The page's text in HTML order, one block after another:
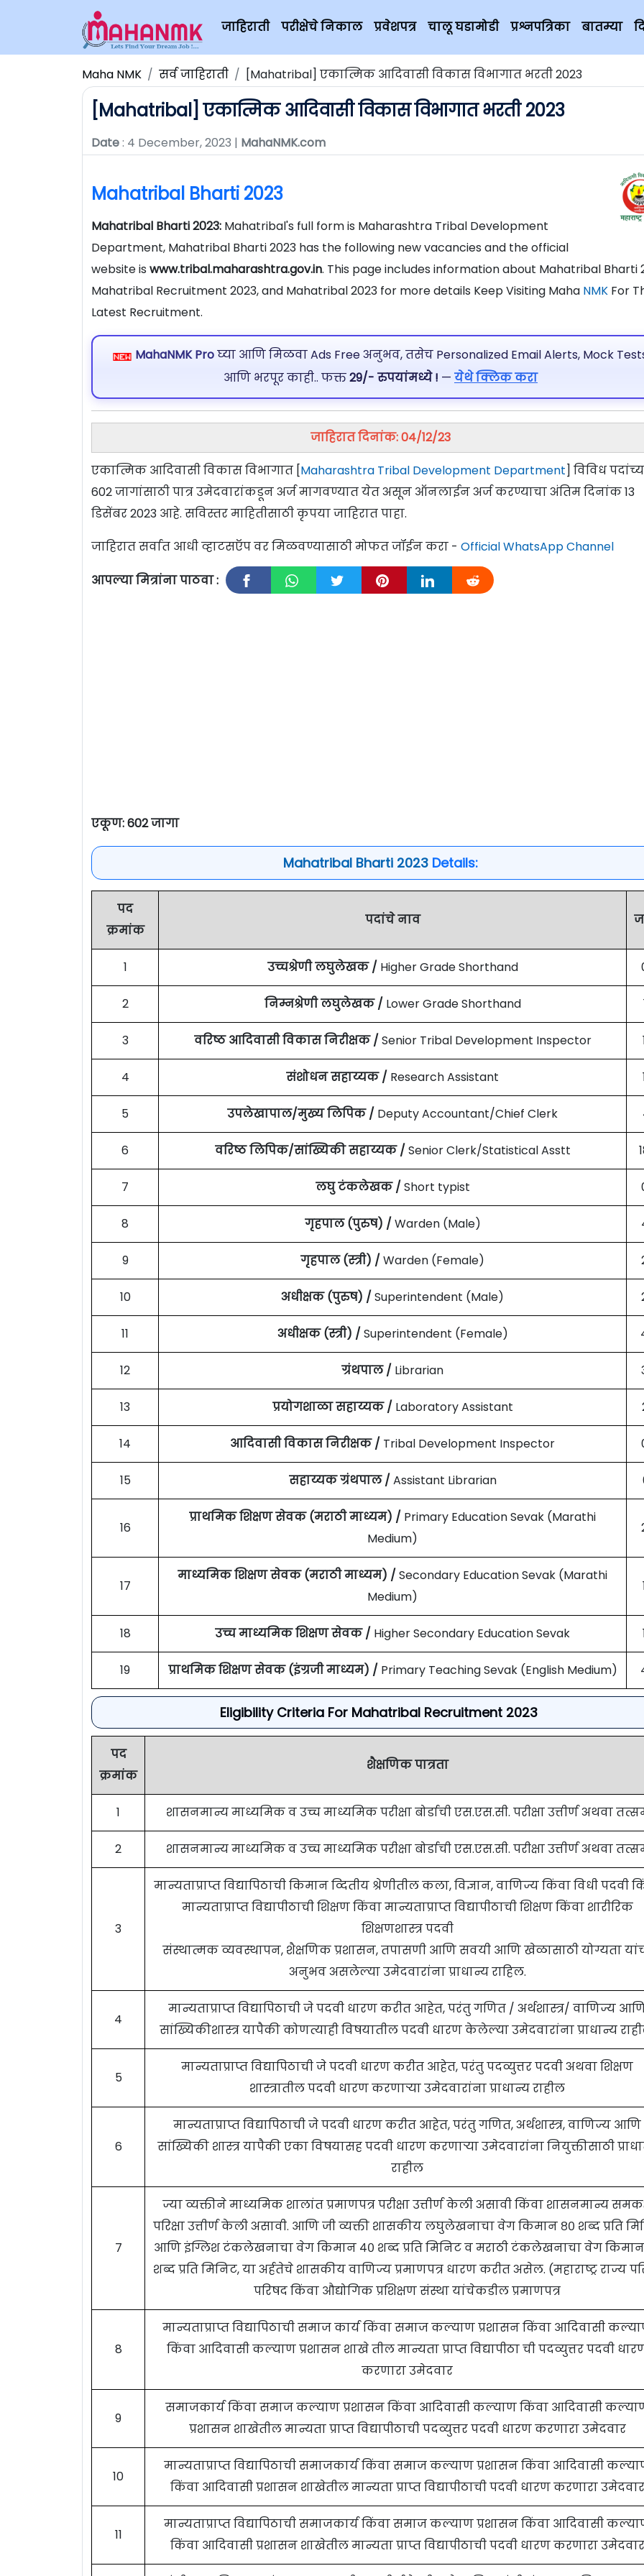
जाहिराती परीक्षेचे निकाल प्रवेशपत्र चालू घडामोडी प्रश्नपत्रिका बातम्या
Maha NMK सर्व जाहिराती [Mahatribal] एकात्मिक आदिवासी विकास विभागात भरती 2023
[Mahatribal] एकात्मिक आदिवासी विकास विभागात भरती 2023
Date: 4 December, 2023 | MahaNMK.com
Mahatribal Bharti 2023
Mahatribal Bharti 2023: Mahatribal's full form is Maharashtra Tribal Development
Department, Mahatribal Bharti 2023 has the following new vacancies and the official
website is www.tribal.maharashtra.gov.in. This page includes information about Mahatribal Bharti
Mahatribal Recruitment 2023, and Mahatribal 2023 for more details Keep Visiting Maha NMK For
Latest Recruitment.
MahaNMK Proघ्या आणि मिळवा Ads Free अनुभव, तसेच Personalized Email Alerts, Mock
आणि भरपूर काही.. फक्त29/- रुपयांमध्ये ! — येथे क्लिक करा
जाहिरात दिनांक: 04/12/23
एकात्मिक आदिवासी विकास विभागात [Maharashtra Tribal Development Department] विविध
602 जागांसाठी पात्र उमेदवारांकडून अर्ज मागवण्यात येत असून ऑनलाईन अर्ज करण्याचा अंतिम दिनांक 13
डिसेंबर2023 आहे. सविस्तर माहितीसाठी कृपया जाहिरात पाहा.
जाहिरात सर्वात आधी व्हाटसऍप वर मिळवण्यासाठी मोफत जॉईन करा - Official WhatsApp Channel
आपल्या मित्रांना पाठवा :
एकूण: 602 जागा
Mahatribal Bharti 2023 Details:
पद
क्रमांक
पदांचे नाव
1 उच्चश्रेणी लघुलेखक / Higher Grade Shorthand
2 निम्नश्रेणी लघुलेखक / Lower Grade Shorthand
3 वरिष्ठ आदिवासी विकास निरीक्षक / Senior Tribal Development Inspector
4 संशोधन सहाय्यक / Research Assistant
5 उपलेखापाल/मुख्य लिपिक / Deputy Accountant/Chief Clerk
6 वरिष्ठ लिपिक/सांख्यिकी सहाय्यक / Senior Clerk/Statistical Asstt
7 लघु टंकलेखक / Short typist
8 गृहपाल (पुरुष) / Warden (Male)
9 गृहपाल (स्त्री) / Warden (Female)
10 अधीक्षक (पुरुष) / Superintendent (Male)
11 अधीक्षक (स्त्री) / Superintendent (Female)
12 ग्रंथपाल / Librarian
13 प्रयोगशाळा सहाय्यक / Laboratory Assistant
14 आदिवासी विकास निरीक्षक / Tribal Development Inspector
15 सहाय्यक ग्रंथपाल / Assistant Librarian
16
प्राथमिक शिक्षण सेवक (मराठी माध्यम) / Primary Education Sevak (Marathi
Medium)
17
माध्यमिक शिक्षण सेवक (मराठी माध्यम) / Secondary Education Sevak (Marathi
Medium)
18 उच्च माध्यमिक शिक्षण सेवक / Higher Secondary Education Sevak
19 प्राथमिक शिक्षण सेवक (इंग्रजी माध्यम) / Primary Teaching Sevak (English Medium)
Eligibility Criteria For Mahatribal Recruitment 2023
पद
क्रमांक
शैक्षणिक पात्रता
1 शासनमान्य माध्यमिक व उच्च माध्यमिक परीक्षा बोर्डाची एस.एस.सी. परीक्षा उत्तीर्ण अथवा
2 शासनमान्य माध्यमिक व उच्च माध्यमिक परीक्षा बोर्डाची एस.एस.सी. परीक्षा उत्तीर्ण अथवा
3
मान्यताप्राप्त विद्यापिठाची किमान व्दितीय श्रेणीतील कला, विज्ञान, वाणिज्य किंवा विधी पदवी
मान्यताप्राप्त विद्यापीठाची शिक्षण किंवा मान्यताप्राप्त विद्यापीठाची शिक्षण किंवा शारीरिक
शिक्षणशास्त्र पदवी
संस्थात्मक व्यवस्थापन, शैक्षणिक प्रशासन, तपासणी आणि सवयी आणि खेळासाठी योग्यता
अनुभव असलेल्या उमेदवारांना प्राधान्य राहिल.
4
मान्यताप्राप्त विद्यापिठाची जे पदवी धारण करीत आहेत, परंतु गणित / अर्थशास्त्र/ वाणिज्य
सांख्यिकीशास्त्र यापैकी कोणत्याही विषयातील पदवी धारण केलेल्या उमेदवारांना प्राधान्य
5
मान्यताप्राप्त विद्यापिठाची जे पदवी धारण करीत आहेत, परंतु पदव्युत्तर पदवी अथवा शिक्षण
शास्त्रातील पदवी धारण करणाऱ्या उमेदवारांना प्राधान्य राहील
6
मान्यताप्राप्त विद्यापिठाची जे पदवी धारण करीत आहेत, परंतु गणित, अर्थशास्त्र, वाणिज्य आणि
सांख्यिकी शास्त्र यापैकी एका विषयासह पदवी धारण करणाऱ्या उमेदवारांना नियुक्तीसाठी
राहील
7
ज्या व्यक्तीने माध्यमिक शालांत प्रमाणपत्र परीक्षा उत्तीर्ण केली असावी किंवा शासनमान्य
परिक्षा उत्तीर्ण केली असावी. आणि जी व्यक्ती शासकीय लघुलेखनाचा वेग किमान ८० शब्द प्रति
आणि इंग्लिश टंकलेखनाचा वेग किमान ४० शब्द प्रति मिनिट व मराठी टंकलेखनाचा वेग
शब्द प्रति मिनिट, या अर्हतेचे शासकीय वाणिज्य प्रमाणपत्र धारण करीत असेल. (महाराष्ट्र राज्य
परिषद किंवा औद्योगिक प्रशिक्षण संस्था यांचेकडील प्रमाणपत्र
8
मान्यताप्राप्त विद्यापिठाची समाज कार्य किंवा समाज कल्याण प्रशासन किंवा आदिवासी
किंवा आदिवासी कल्याण प्रशासन शाखे तील मान्यता प्राप्त विद्यापीठा ची पदव्युत्तर पदवी
करणारा उमेदवार
9
समाजकार्य किंवा समाज कल्याण प्रशासन किंवा आदिवासी कल्याण किंवा आदिवासी
प्रशासन शाखेतील मान्यता प्राप्त विद्यापीठाची पदव्युत्तर पदवी धारण करणारा उमेदवार
10
मान्यताप्राप्त विद्यापिठाची समाजकार्य किंवा समाज कल्याण प्रशासन किंवा आदिवासी
किंवा आदिवासी प्रशासन शाखेतील मान्यता प्राप्त विद्यापीठाची पदवी धारण करणारा उमेदवार
11
मान्यताप्राप्त विद्यापिठाची समाजकार्य किंवा समाज कल्याण प्रशासन किंवा आदिवासी
किंवा आदिवासी प्रशासन शाखेतील मान्यता प्राप्त विद्यापीठाची पदवी धारण करणारा उमेदवार